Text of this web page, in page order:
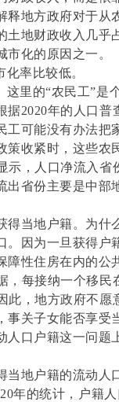
释地方政府对于
土地财政收入几
化的原因之一。
率比较低。
这里的“农民工”
据2020年的人口
工可能没有办法
策收紧时，这些农
示，人口净流入
出省份主要是中
得当地户籍。为
。因为一旦获得
障性住房在内的
，每接纳一个移
此，地方政府不
事关子女能否享
人口户籍这一问
当地户籍的流动人
年的统计，户籍